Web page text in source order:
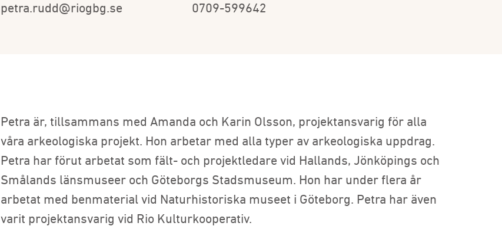
petra.rudd@riogbg.se 0709-599642
Petra är, tillsammans med Amanda och Karin Olsson, projektansvarig för alla
våra arkeologiska projekt. Hon arbetar med alla typer av arkeologiska uppdrag.
Petra har förut arbetat som fält- och projektledare vid Hallands, Jönköpings och
Smålands länsmuseer och Göteborgs Stadsmuseum. Hon har under flera år
arbetat med benmaterial vid Naturhistoriska museet i Göteborg. Petra har även
varit projektansvarig vid Rio Kulturkooperativ.